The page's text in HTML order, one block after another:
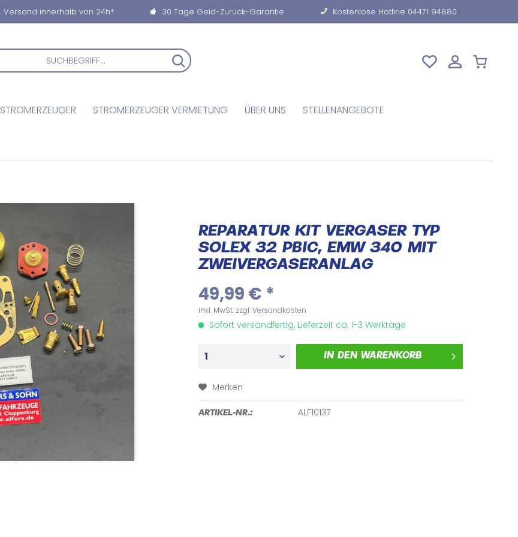
Versand innerhalb von 24h* 30 Tage Geld-Zurück-Garantie Kostenlose Hotline 04471 94880
STROMERZEUGER STROMERZEUGER VERMIETUNG ÜBER UNS STELLENANGEBOTE
REPARATUR KIT VERGASER TYP
SOLEX 32 PBIC, EMW 340 MIT
ZWEIVERGASERANLAG
49,99 € *
inkl. MwSt. zzgl. Versandkosten
Sofort versandfertig, Lieferzeit ca. 1-3 Werktage
IN DEN WARENKORB
Merken
ARTIKEL-NR.: ALF10137